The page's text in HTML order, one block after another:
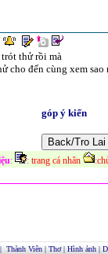
trót thử rồi mà
cho đến cùng xem sao
góp ý kiến
: : trang cá nhân :
Thành Viên| Thơ| Hình ảnh|